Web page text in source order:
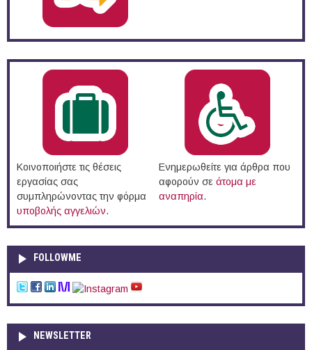
Κοινοποιήστε τις θέσεις
εργασίας σας
συμπληρώνοντας την φόρμα
υποβολής αγγελιών.
Ενημερωθείτε για άρθρα που
αφορούν σε άτομα με
αναπηρία.
FOLLOWME
NEWSLETTER